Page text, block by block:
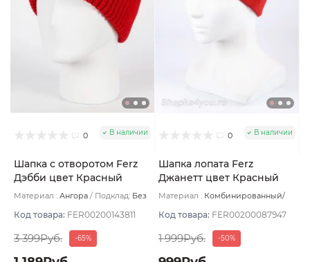
0 В наличии
Шапка с отворотом Ferz
Дэбби цвет Красный
Материал : Ангора Подклад: Без
Код товара: FER00200143811
3 399Руб. -65%
0 В наличии
Шапка лопата Ferz
Джанетт цвет Красный
Материал : Комбинированный/
Код товара: FER00200087947
1 999Руб. -50%